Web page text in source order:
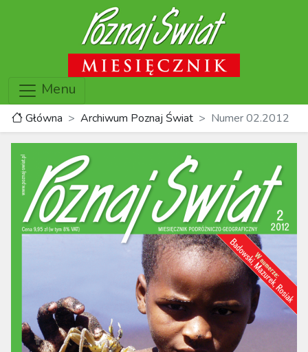
Menu
Główna Archiwum Poznaj Świat Numer 02.2012